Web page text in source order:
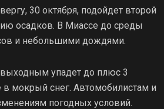
30 октября, подойдет второй
осадков. В Миассе до среды
и небольшими дождями.
выходным упадет до плюс 3
мокрый снег. Автомобилистам и
погодных условий.